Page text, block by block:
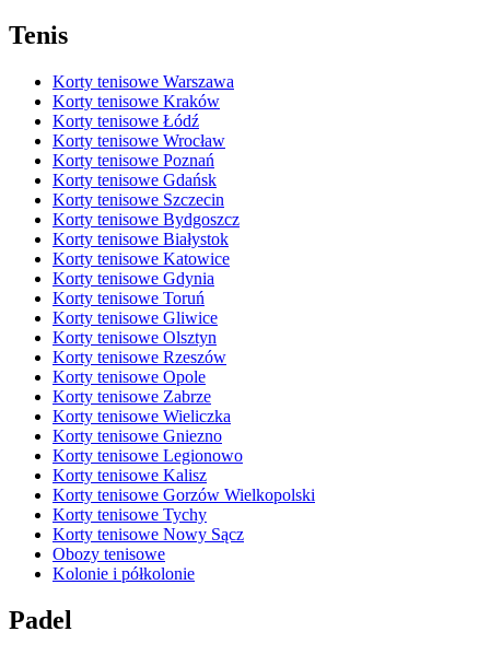
Tenis
Korty tenisowe Warszawa
Korty tenisowe Kraków
Korty tenisowe Łódź
Korty tenisowe Wrocław
Korty tenisowe Poznań
Korty tenisowe Gdańsk
Korty tenisowe Szczecin
Korty tenisowe Bydgoszcz
Korty tenisowe Białystok
Korty tenisowe Katowice
Korty tenisowe Gdynia
Korty tenisowe Toruń
Korty tenisowe Gliwice
Korty tenisowe Olsztyn
Korty tenisowe Rzeszów
Korty tenisowe Opole
Korty tenisowe Zabrze
Korty tenisowe Wieliczka
Korty tenisowe Gniezno
Korty tenisowe Legionowo
Korty tenisowe Kalisz
Korty tenisowe Gorzów Wielkopolski
Korty tenisowe Tychy
Korty tenisowe Nowy Sącz
Obozy tenisowe
Kolonie i półkolonie
Padel